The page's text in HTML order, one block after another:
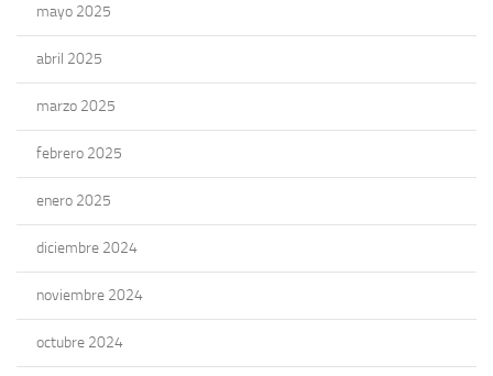
mayo 2025
abril 2025
marzo 2025
febrero 2025
enero 2025
diciembre 2024
noviembre 2024
octubre 2024